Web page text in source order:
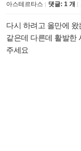
아스테르타스 댓글: 1 개
다시 하려고 올만에
같은데 다른데 활발한
주세요